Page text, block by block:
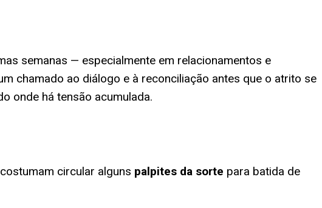
semanas — especialmente em relacionamentos e
chamado ao diálogo e à reconciliação antes que o atrito se
onde há tensão acumulada.
circular alguns palpites da sorte para batida de